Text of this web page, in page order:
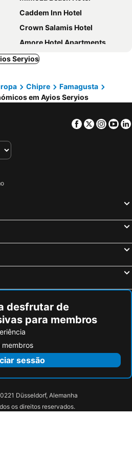
Caddem Inn Hotel
Crown Salamis Hotel
Amore Hotel Apartments
The Arkin Iskele Hotel
Seryios
Chipre
Famagusta
em Ayios Seryios
Facebook
Twitter
desfrutar de
para membros
sessão
Düsseldorf, Alemanha
os direitos reservados.